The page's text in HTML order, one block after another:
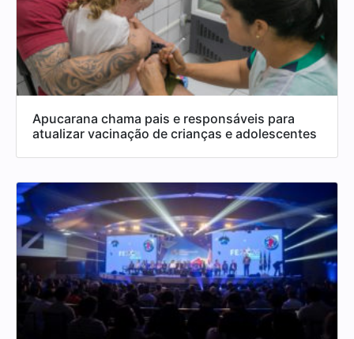
Apucarana chama pais e responsáveis para
atualizar vacinação de crianças e adolescentes